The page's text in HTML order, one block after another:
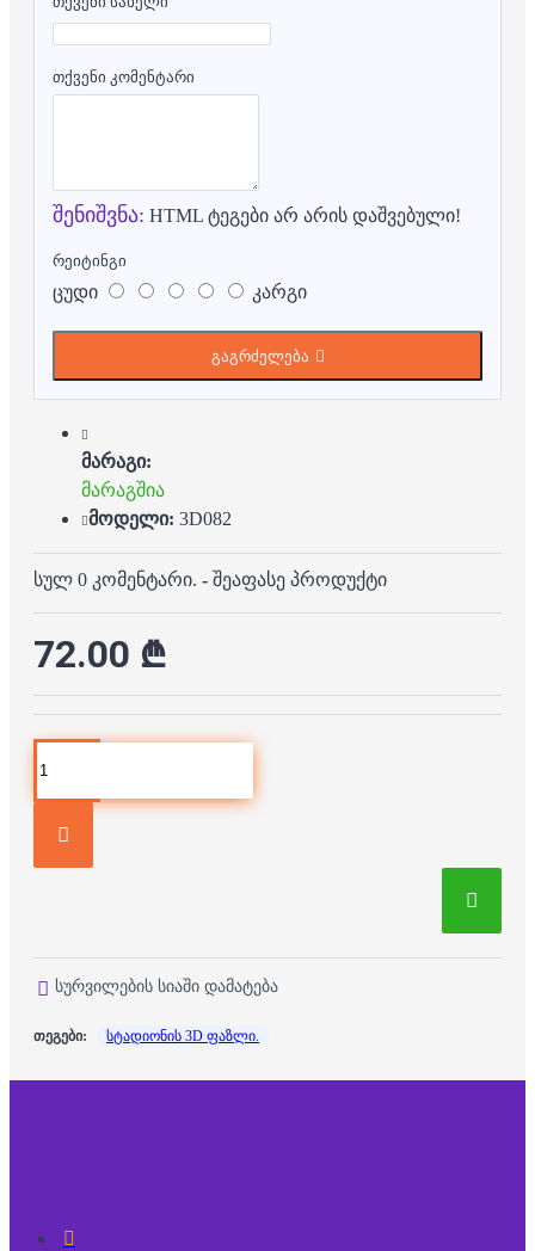
თქვენი კომენტარი
შენიშვნა: HTML ტეგები არ არის დაშვებული!
რეიტინგი
ცუდი კარგი
გაგრძელება
მარაგი:
მარაგშია
მოდელი: 3D082
სულ 0 კომენტარი. - შეაფასე პროდუქტი
72.00 ₾
სურვილების სიაში დამატება
თეგები: სტადიონის 3D ფაზლი.